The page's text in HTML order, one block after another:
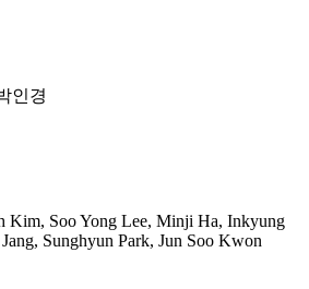
인경
Kim, Soo Yong Lee, Minji Ha, Inkyung
Sunghyun Park, Jun Soo Kwon